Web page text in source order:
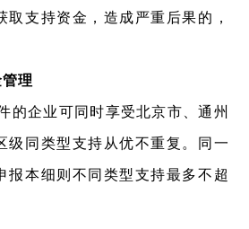
取支持资金，造成严重后果的，
理
的企业可同时享受北京市、通州
级同类型支持从优不重复。同一
报本细则不同类型支持最多不超